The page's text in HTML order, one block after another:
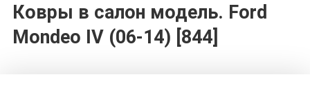
Ковры в салон модель. Ford
Mondeo IV (06-14) [844]